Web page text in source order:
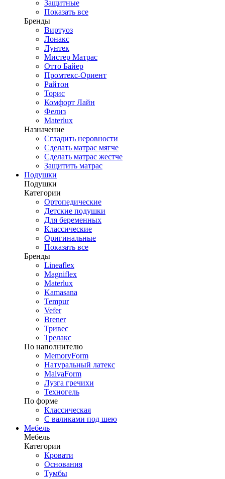
Защитные
Показать все
Бренды
Виртуоз
Лонакс
Лунтек
Мистер Матрас
Отто Байер
Промтекс-Ориент
Райтон
Торис
Комфорт Лайн
Фелиз
Materlux
Назначение
Сгладить неровности
Сделать матрас мягче
Сделать матрас жестче
Защитить матрас
Подушки
Подушки
Категории
Ортопедические
Детские подушки
Для беременных
Классические
Оригинальные
Показать все
Бренды
Lineaflex
Magniflex
Materlux
Kamasana
Tempur
Vefer
Brener
Тривес
Трелакс
По наполнителю
MemoryForm
Натуральный латекс
MalvaForm
Лузга гречихи
Техногель
По форме
Классическая
С валиками под шею
Мебель
Мебель
Категории
Кровати
Основания
Тумбы